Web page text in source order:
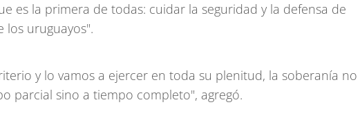
es la primera de todas: cuidar la seguridad y la defensa de
los uruguayos".
y lo vamos a ejercer en toda su plenitud, la soberanía no
parcial sino a tiempo completo", agregó.